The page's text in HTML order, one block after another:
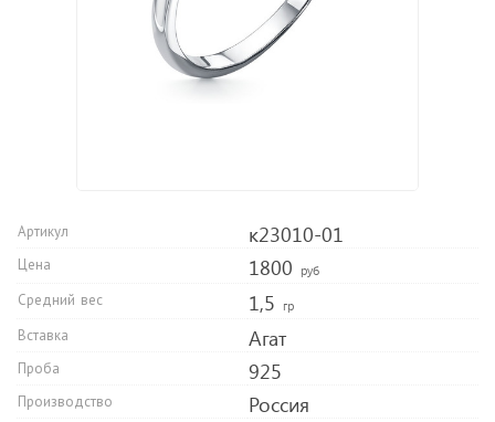
Артикул к23010-01
Цена 1800 руб
Средний вес 1,5 гр
Вставка Агат
Проба 925
Производство Россия